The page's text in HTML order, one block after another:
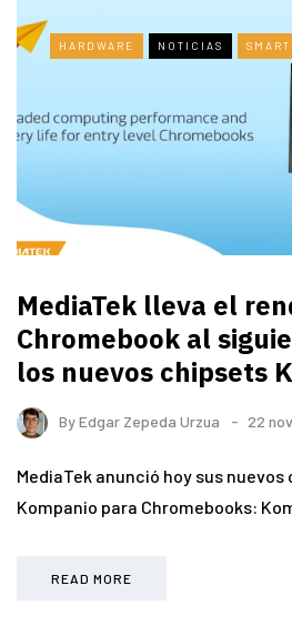
HARDWARE NOTICIAS
MediaTek lleva el
Chromebook al
los nuevos chipsets
ByEdgar Zepeda Urzua 22
MediaTek anunció hoy sus
Kompanio para Chromebooks:
READ MORE